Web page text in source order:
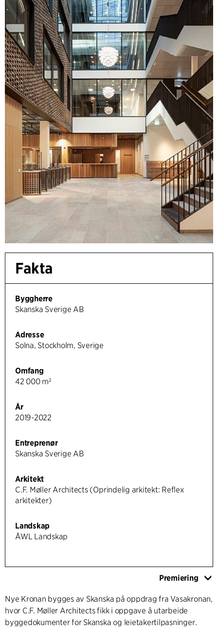
Fakta
Byggherre
Skanska Sverige AB
Adresse
Solna, Stockholm, Sverige
Omfang
42 000 m²
År
2019-2022
Entreprenør
Skanska Sverige AB
Arkitekt
C.F. Møller Architects (Oprindelig arkitekt: Reflex
arkitekter)
Landskap
ÅWL Landskap
Premiering
Nye Kronan bygges av Skanska på oppdrag fra Vasakronan,
hvor C.F. Møller Architects fikk i oppgave å utarbeide
byggedokumenter for Skanska og leietakertilpasninger.